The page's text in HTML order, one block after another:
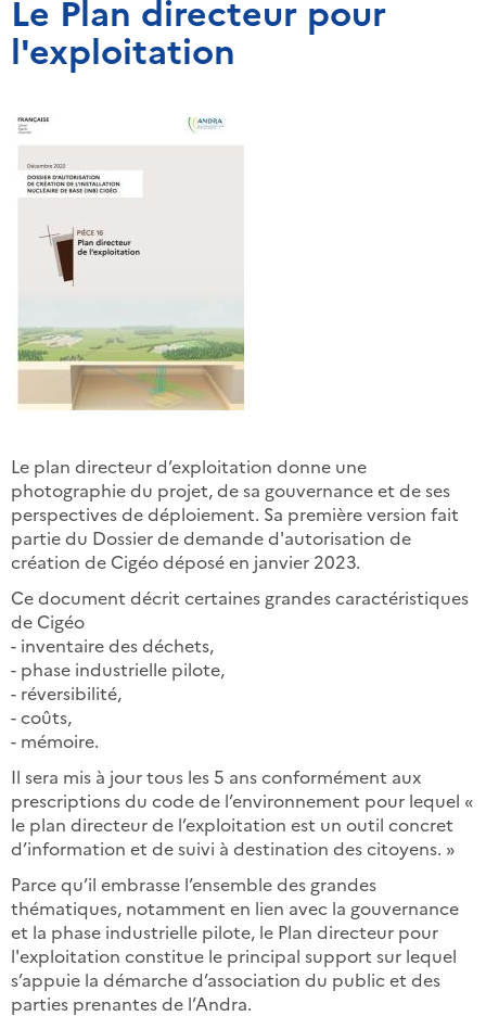
Le Plan directeur pour
l'exploitation
Le plan directeur d’exploitation donne une
photographie du projet, de sa gouvernance et de ses
perspectives de déploiement. Sa première version fait
partie du Dossier de demande d'autorisation de
création de Cigéo déposé en janvier 2023.
Ce document décrit certaines grandes caractéristiques
de Cigéo
- inventaire des déchets,
- phase industrielle pilote,
- réversibilité,
- coûts,
- mémoire.
Il sera mis à jour tous les 5 ans conformément aux
prescriptions du code de l’environnement pour lequel «
le plan directeur de l’exploitation est un outil concret
d’information et de suivi à destination des citoyens. »
Parce qu’il embrasse l’ensemble des grandes
thématiques, notamment en lien avec la gouvernance
et la phase industrielle pilote, le Plan directeur pour
l'exploitation constitue le principal support sur lequel
s’appuie la démarche d’association du public et des
parties prenantes de l’Andra.